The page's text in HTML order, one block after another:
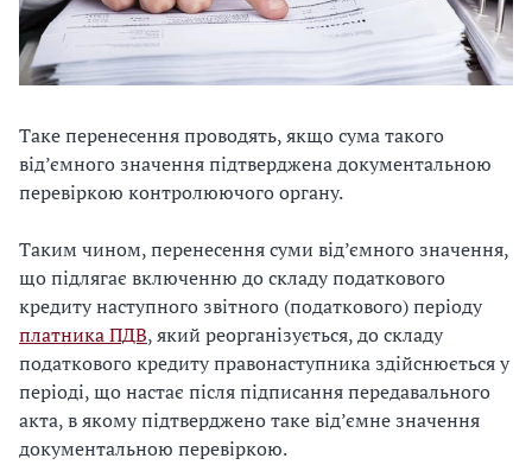
Таке перенесення проводять, якщо сума такого
від’ємного значення підтверджена документальною
перевіркою контролюючого органу.
Таким чином, перенесення суми від’ємного значення,
що підлягає включенню до складу податкового
кредиту наступного звітного (податкового) періоду
платника ПДВ, який реорганізується, до складу
податкового кредиту правонаступника здійснюється у
періоді, що настає після підписання передавального
акта, в якому підтверджено таке від’ємне значення
документальною перевіркою.